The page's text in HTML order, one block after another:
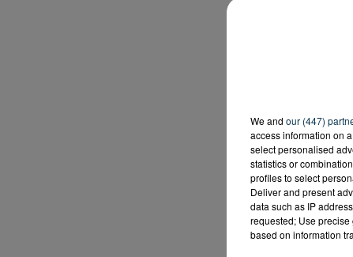
We and our (447)
access information on
select personalised
statistics or
profiles to select
Deliver and present
data such as IP
requested; Use
based on information